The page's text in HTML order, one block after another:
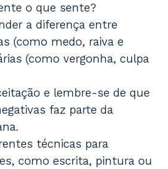
o que sente?
a diferença entre
(como medo, raiva e
(como vergonha, culpa
e lembre-se de que
faz parte da
técnicas para
como escrita, pintura ou